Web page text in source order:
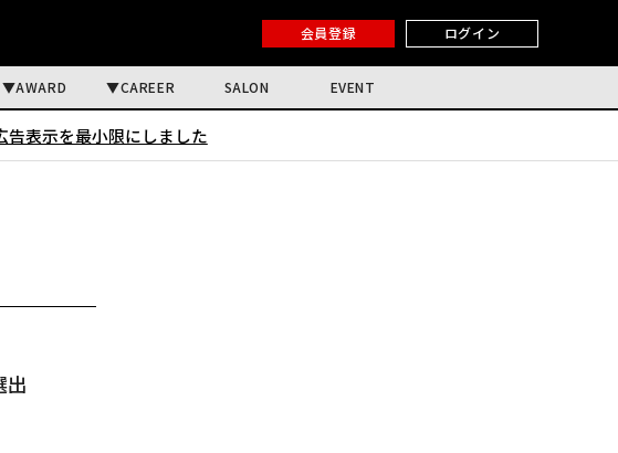
会員登録 ログイン
AWARD CAREER SALON EVENT
告表示を最小限にしました
出